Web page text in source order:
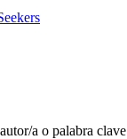
a o palabra clave